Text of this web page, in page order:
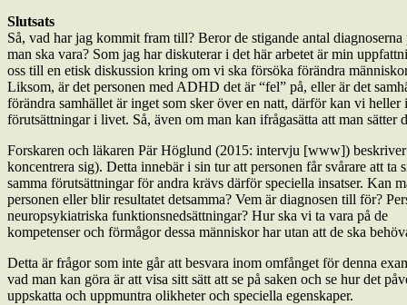
Slutsats
Så, vad har jag kommit fram till? Beror de stigande antal
man ska vara? Som jag har diskuterar i det här arbetet är min
oss till en etisk diskussion kring om vi ska försöka förändra
Liksom, är det personen med ADHD det är “fel” på, eller är det
förändra samhället är inget som sker över en natt, därför kan vi
förutsättningar i livet. Så, även om man kan ifrågasätta att man
Forskaren och läkaren Pär Höglund (2015: intervju [www])
koncentrera sig). Detta innebär i sin tur att personen får svårare att
samma förutsättningar för andra krävs därför speciella insatser. Kan
personen eller blir resultatet detsamma? Vem är diagnosen till för?
neuropsykiatriska funktionsnedsättningar? Hur ska vi ta vara på de
kompetenser och förmågor dessa människor har utan att de ska
Detta är frågor som inte går att besvara inom omfånget för denna
vad man kan göra är att visa sitt sätt att se på saken och se hur det
uppskatta och uppmuntra olikheter och speciella egenskaper.